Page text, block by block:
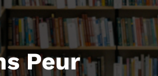
Peur